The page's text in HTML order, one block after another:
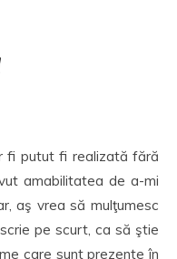
fi putut fi realizată fără
amabilitatea de a-mi
aş vrea să mulţumesc
pe scurt, ca să ştie
care sunt prezente în